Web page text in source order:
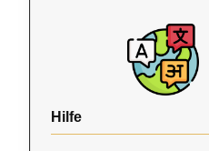
Hilfe